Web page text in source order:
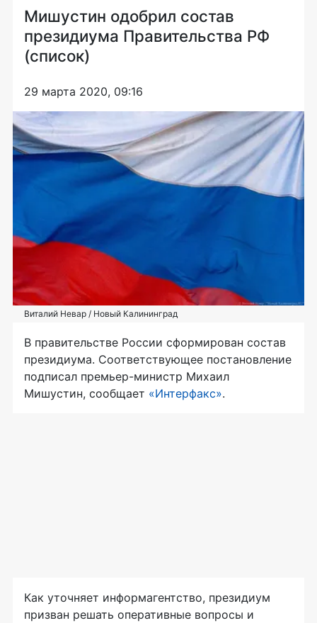
Мишустин одобрил состав
президиума Правительства РФ
(список)
29 марта 2020, 09:16
Виталий Невар / Новый Калининград
В правительстве России сформирован состав
президиума. Соответствующее постановление
подписал премьер-министр Михаил
Мишустин, сообщает «Интерфакс».
Как уточняет информагентство, президиум
призван решать оперативные вопросы и